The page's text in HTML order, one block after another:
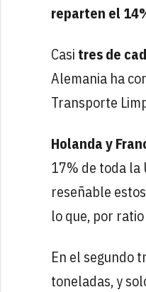
reparten el
Casi tres de
Alemania ha
Transporte
Holanda y
17% de toda la
reseñable
lo que, por
En el segundo
toneladas, y